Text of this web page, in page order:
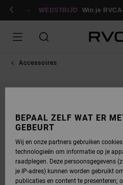
NAAR/ registrerenWEDSTRIJD Win je
Accessoires
BEPAAL ZELF WAT ER
GEBEURT
Wij en onze partners gebruiken
technologieën om informatie op je
raadplegen. Deze persoonsgegevens
je IP-adres) kunnen worden gebruikt
publicaties en content te presenteren;